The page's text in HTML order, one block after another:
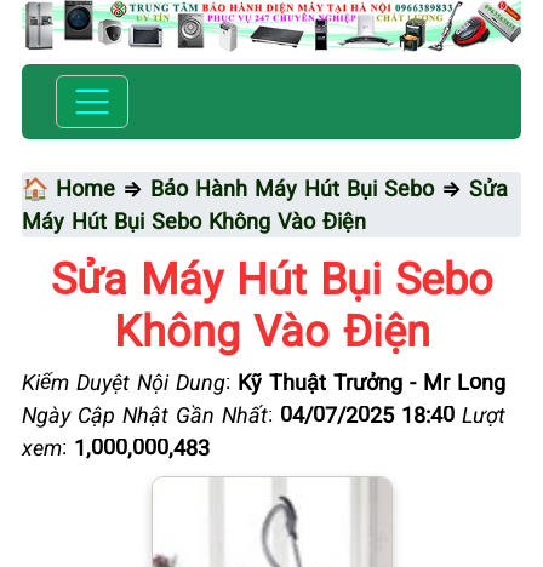
🏠 Home ⇒ Bảo Hành Máy Hút Bụi Sebo⇒ Sửa
Máy Hút Bụi Sebo Không Vào Điện
Sửa Máy Hút Bụi Sebo
Không Vào Điện
Kiểm Duyệt Nội Dung: Kỹ Thuật Trưởng - Mr Long
Ngày Cập Nhật Gần Nhất: 04/07/2025 18:40 Lượt
xem: 1,000,000,483